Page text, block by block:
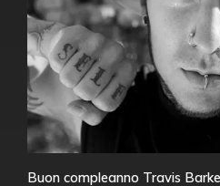
Buon compleanno Travis